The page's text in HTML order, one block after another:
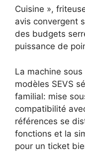
Cuisine »,
avis convergent
des budgets
puissance de
La machine
modèles SEVS
familial: mise
compatibilité
références se
fonctions et la
pour un ticket